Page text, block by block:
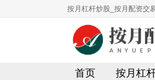
按月杠杆炒股_按月配资交
首页 按月杠